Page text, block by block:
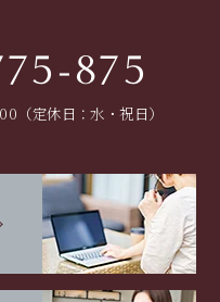
875
（定休日：水・祝日）